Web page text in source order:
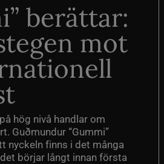
berättar:
mot
hög nivå handlar om
Guðmundur “Gummi”
nyckeln finns i det många
börjar långt innan första